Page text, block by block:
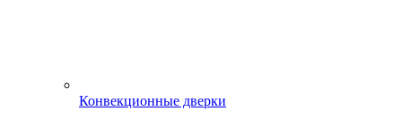
Конвекционные дверки